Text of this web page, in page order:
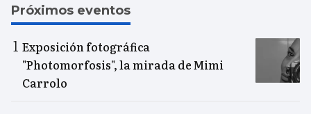
Próximos eventos
Exposición fotográfica
"Photomorfosis", la mirada de Mimi
Carrolo